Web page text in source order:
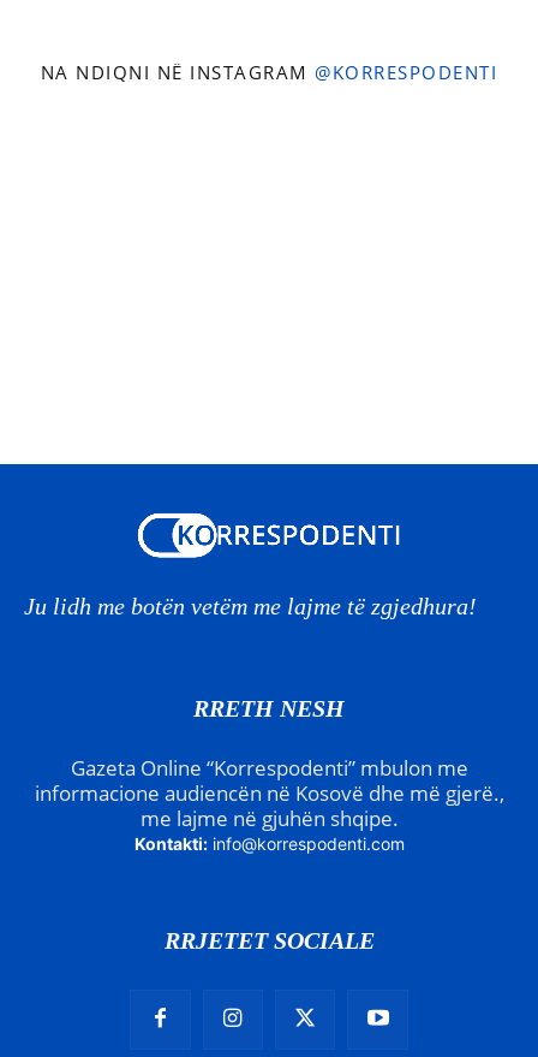
NA NDIQNI NË INSTAGRAM @KORRESPODENTI
Ju lidh me botën vetëm me lajme të zgjedhura!
RRETH NESH
Gazeta Online “Korrespodenti” mbulon me
informacione audiencën në Kosovë dhe më gjerë.,
me lajme në gjuhën shqipe.
Kontakti: info@korrespodenti.com
RRJETET SOCIALE